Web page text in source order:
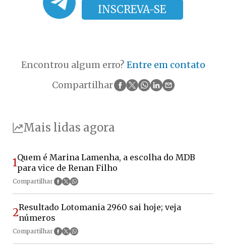
INSCREVA-SE
Encontrou algum erro? Entre em contato
Compartilhar
Mais lidas agora
1Quem é Marina Lamenha, a escolha do MDB
para vice de Renan Filho
Compartilhar
2Resultado Lotomania 2960 sai hoje; veja
números
Compartilhar